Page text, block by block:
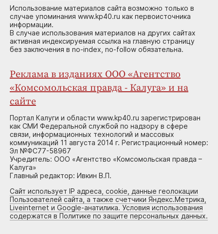
Использование материалов сайта возможно только в
случае упоминания www.kp40.ru как первоисточника
информации.
В случае использования материалов на других сайтах
активная индексируемая ссылка на главную страницу
без заключения в no-index, no-follow обязательна.
Реклама в изданиях ООО «Агентство
«Комсомольская правда - Калуга» и на
сайте
Портал Калуги и области www.kp40.ru зарегистрирован
как СМИ Федеральной службой по надзору в сфере
связи, информационных технологий и массовых
коммуникаций 11 августа 2014 г. Регистрационный номер:
Эл №ФС77-58967
Учредитель: ООО «Агентство «Комсомольская правда –
Калуга»
Главный редактор: Ивкин В.П.
Сайт использует IP адреса, cookie, данные геолокации
Пользователей сайта, а также счетчики Яндекс.Метрика,
Liveinternet и Google-анатилика. Условия использования
содержатся в Политике по защите персональных данных.